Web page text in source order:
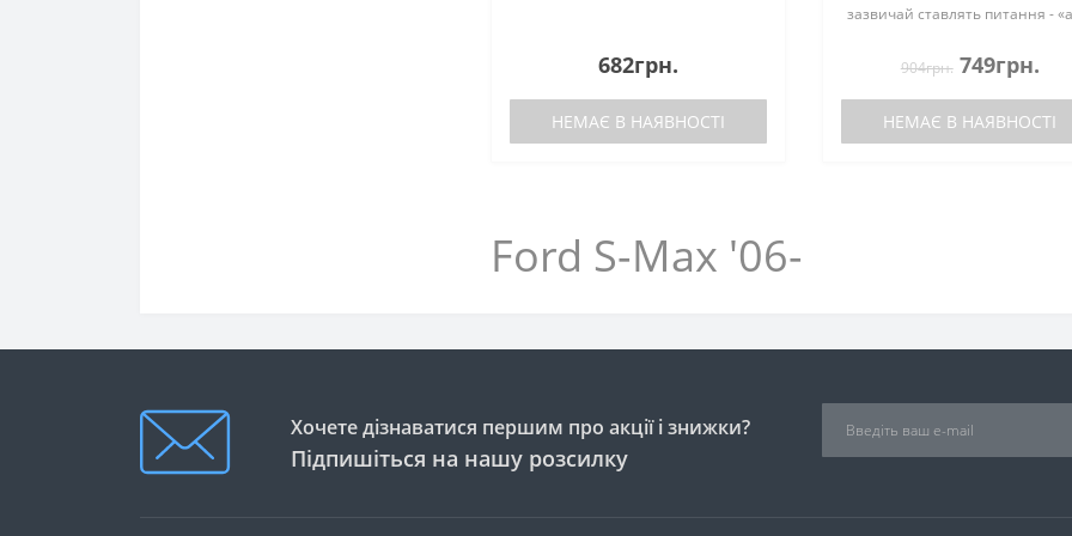
682грн.
НЕМАЄ В НАЯВНОСТІ
зазвичай ставлять питання - «а
2006 по 2015 рік випуску?», «Який
матеріал використаний?», «Як
взаг..
904грн. 749грн.
НЕМАЄ В НАЯВНОСТІ
Ford S-Max '06-
Хочете дізнаватися першим про акції і знижки?
Підпишіться на нашу розсилку